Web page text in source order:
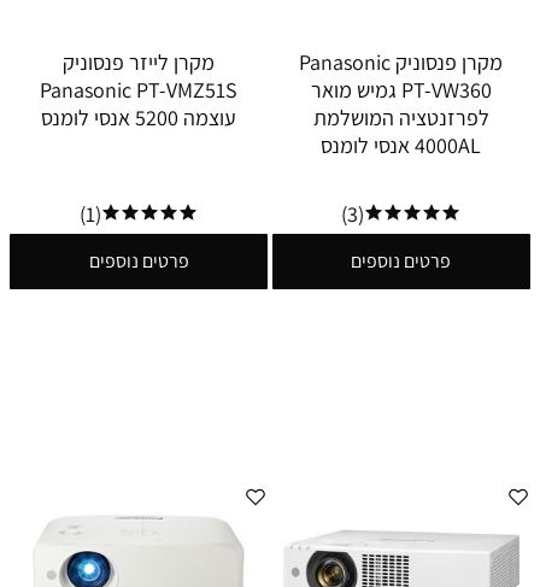
מקרן פנסוניק Panasonic
PT-VW360 גמיש מואר
לפרזנטציה המושלמת
4000AL אנסי לומנס
(3)
פרטים נוספים
מקרן לייזר פנסוניק
Panasonic PT-VMZ51S
עוצמה 5200 אנסי לומנס
(1)
פרטים נוספים